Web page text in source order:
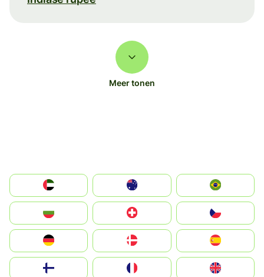
Meer tonen
الإمارات العربية المتحدة
Switzerland
Deutschland
United Kingdom